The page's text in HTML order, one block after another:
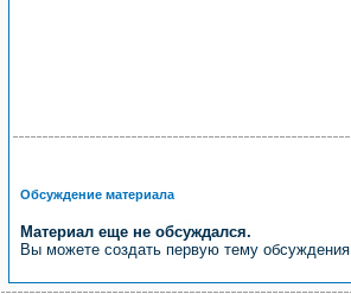
Обсуждение материала
Материал еще не обсуждался.
Вы можете создать первую тему обсуждения